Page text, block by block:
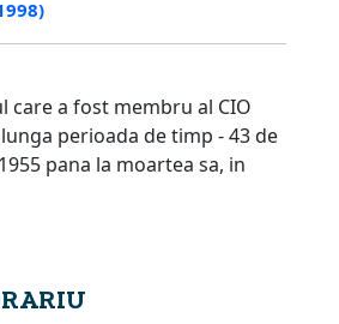
care a fost membru al CIO
perioada de timp - 43 de
pana la moartea sa, in